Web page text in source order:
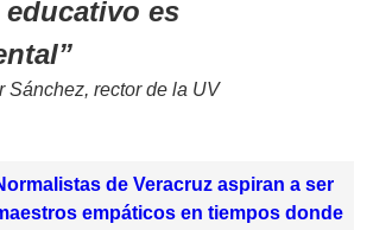
es
Sánchez, rector de la UV
de Veracruz aspiran a ser
empáticos en tiempos donde